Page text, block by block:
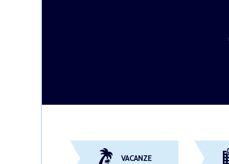
VACANZE